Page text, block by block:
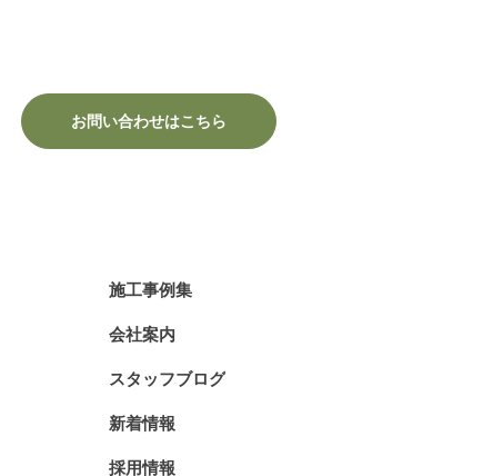
お問い合わせはこちら
施工事例集
会社案内
スタッフブログ
新着情報
採用情報